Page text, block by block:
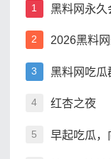
1 黑料网永久
2 2026黑料
3 黑料网吃瓜
4 红杏之夜
5 早起吃瓜，